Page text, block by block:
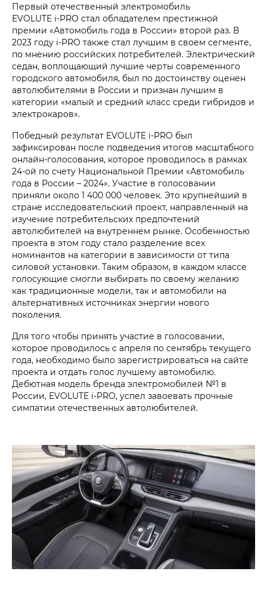
Первый отечественный электромобиль
EVOLUTE i‑PRO стал обладателем престижной
премии «Автомобиль года в России» второй раз. В
2023 году i‑PRO также стал лучшим в своем сегменте,
по мнению российских потребителей. Электрический
седан, воплощающий лучшие черты современного
городского автомобиля, был по достоинству оценен
автолюбителями в России и признан лучшим в
категории «малый и средний класс среди гибридов и
электрокаров».
Победный результат EVOLUTE i‑PRO был
зафиксирован после подведения итогов масштабного
онлайн-голосования, которое проводилось в рамках
24-ой по счету Национальной Премии «Автомобиль
года в России – 2024». Участие в голосовании
приняли около 1 400 000 человек. Это крупнейший в
стране исследовательский проект, направленный на
изучение потребительских предпочтений
автолюбителей на внутреннем рынке. Особенностью
проекта в этом году стало разделение всех
номинантов на категории в зависимости от типа
силовой установки. Таким образом, в каждом классе
голосующие смогли выбирать по своему желанию
как традиционные модели, так и автомобили на
альтернативных источниках энергии нового
поколения.
Для того чтобы принять участие в голосовании,
которое проводилось с апреля по сентябрь текущего
года, необходимо было зарегистрироваться на сайте
проекта и отдать голос лучшему автомобилю.
Дебютная модель бренда электромобилей №1 в
России, EVOLUTE i‑PRO, успел завоевать прочные
симпатии отечественных автолюбителей.